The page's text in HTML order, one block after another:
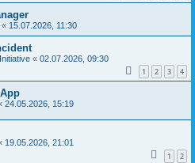
« 15.07.2026, 11:30
« 02.07.2026, 09:30
1 2 3 4
24.05.2026, 15:19
19.05.2026, 21:01
1 2